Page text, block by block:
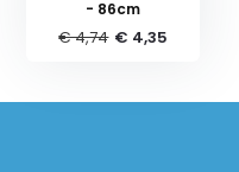
- 86cm
€ 4,74 € 4,35